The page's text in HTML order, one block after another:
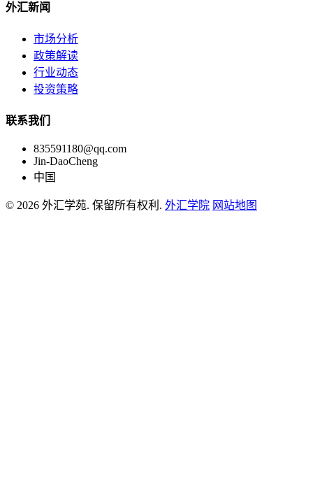
外汇新闻
市场分析
政策解读
行业动态
投资策略
联系我们
835591180@qq.com
Jin-DaoCheng
中国
© 2026 外汇学苑. 保留所有权利. 外汇学院 网站地图